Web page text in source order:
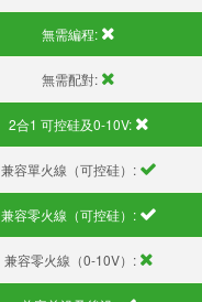
無需編程:
無需配對:
2合1 可控硅及0-10V:
兼容單火線（可控硅）:
兼容零火線（可控硅）:
兼容零火線（0-10V）: